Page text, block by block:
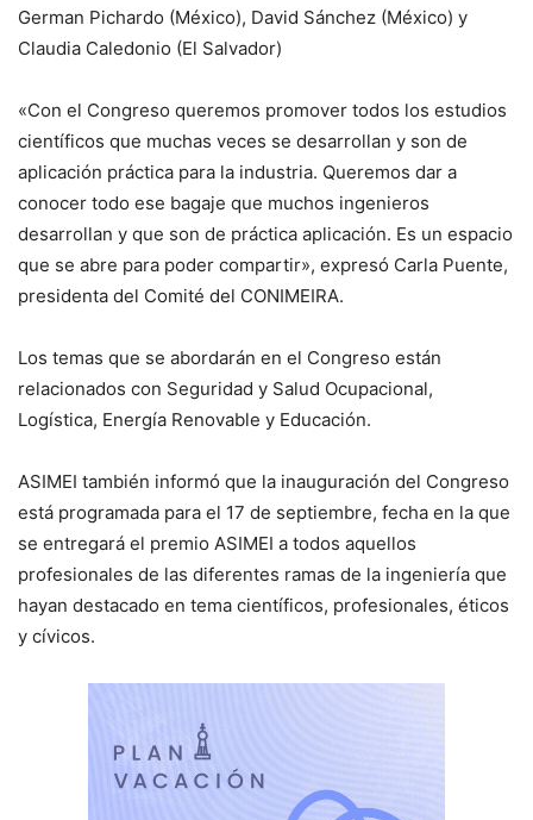
German Pichardo (México), David Sánchez (México) y
Claudia Caledonio (El Salvador)
«Con el Congreso queremos promover todos los estudios
científicos que muchas veces se desarrollan y son de
aplicación práctica para la industria. Queremos dar a
conocer todo ese bagaje que muchos ingenieros
desarrollan y que son de práctica aplicación. Es un espacio
que se abre para poder compartir», expresó Carla Puente,
presidenta del Comité del CONIMEIRA.
Los temas que se abordarán en el Congreso están
relacionados con Seguridad y Salud Ocupacional,
Logística, Energía Renovable y Educación.
ASIMEI también informó que la inauguración del Congreso
está programada para el 17 de septiembre, fecha en la que
se entregará el premio ASIMEI a todos aquellos
profesionales de las diferentes ramas de la ingeniería que
hayan destacado en tema científicos, profesionales, éticos
y cívicos.